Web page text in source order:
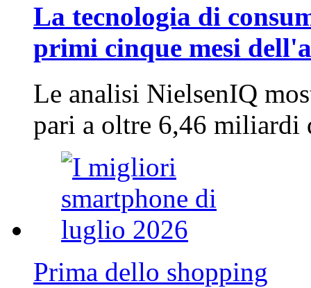
La tecnologia di
primi cinque mesi
Le analisi NielsenIQ
pari a oltre 6,46
Prima dello shopping